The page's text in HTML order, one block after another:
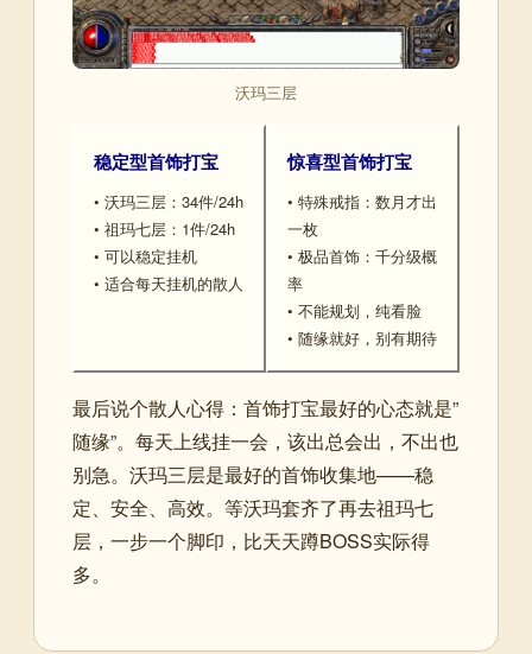
沃玛三层
稳定型首饰打宝
• 沃玛三层：34件/24h
• 祖玛七层：1件/24h
• 可以稳定挂机
• 适合每天挂机的散人
惊喜型首饰打宝
• 特殊戒指：数月才出
一枚
• 极品首饰：千分级概
率
• 不能规划，纯看脸
• 随缘就好，别有期待
最后说个散人心得：首饰打宝最好的心态就是”
随缘”。每天上线挂一会，该出总会出，不出也
别急。沃玛三层是最好的首饰收集地——稳
定、安全、高效。等沃玛套齐了再去祖玛七
层，一步一个脚印，比天天蹲BOSS实际得
多。